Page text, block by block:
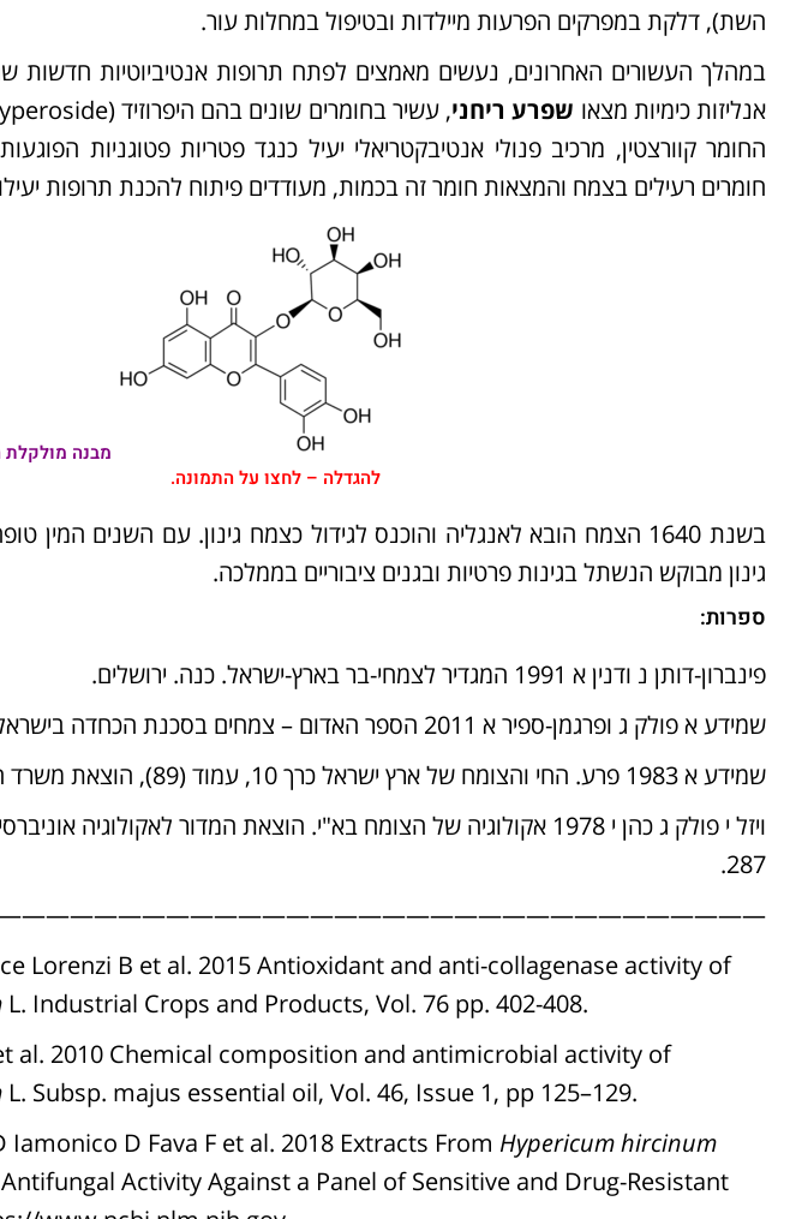
השת), דלקת במפרקים הפרעות מיילדות ובטיפול במחלות עור.
במהלך העשורים האחרונים, נעשים מאמצים לפתח תרופות אנטיביוטיות חדשות
אנליזות כימיות מצאו שפרע ריחני
החומר קוורצטין, מרכיב פנולי אנטיבקטריאלי יעיל כנגד פטריות פטוגניות
חומרים רעילים בצמח והמצאות חומר זה בכמות, מעודדים פיתוח להכנת תרופות
מבנה מולקלת
להגדלה – לחצו על התמונה.
בשנת 1640 הצמח הובא לאנגליה והוכנס לגידול כצמח גינון. עם השנים המין
גינון מבוקש הנשתל בגינות פרטיות ובגנים ציבוריים בממלכה.
ספרות:
פינברון-דותן נ ודנין א 1991 המגדיר לצמחי-בר בארץ-ישראל. כנה. ירושלים.
שמידע א פולק ג ופרגמן-ספיר א 2011 הספר האדום – צמחים בסכנת הכחדה בישראל. רשות הטבע והגנים.
שמידע א 1983 פרע. החי והצומח של ארץ ישראל כרך 10, עמוד (89), הוצאת משרד הביטחון, תל אביב.
287.
Lorenzi B et al. 2015 Antioxidant and anti-collagenase activity of
L. Industrial Crops and Products, Vol. 76 pp. 402-408.
al. 2010 Chemical composition and antimicrobial activity of
L. Subsp. majus essential oil, Vol. 46, Issue 1, pp 125–129.
Iamonico D Fava F et al. 2018 Extracts From Hypericum hircinum
Activity Against a Panel of Sensitive and Drug-Resistant